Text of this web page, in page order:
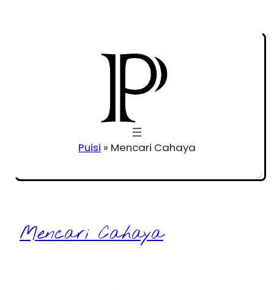
Puisi » Mencari Cahaya
Mencari Cahaya